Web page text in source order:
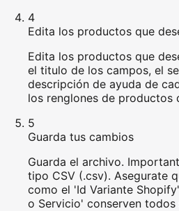
4
Edita los productos que
Edita los productos que
el titulo de los campos, el
descripción de ayuda de
los renglones de productos
5
Guarda tus cambios
Guarda el archivo.
tipo CSV (.csv). Asegurate
como el 'Id Variante
o Servicio' conserven todos